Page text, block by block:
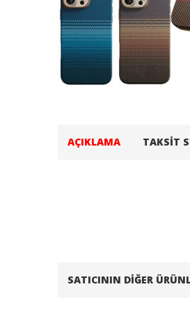
AÇIKLAMA TAKSIT
SATICININ DIĞER